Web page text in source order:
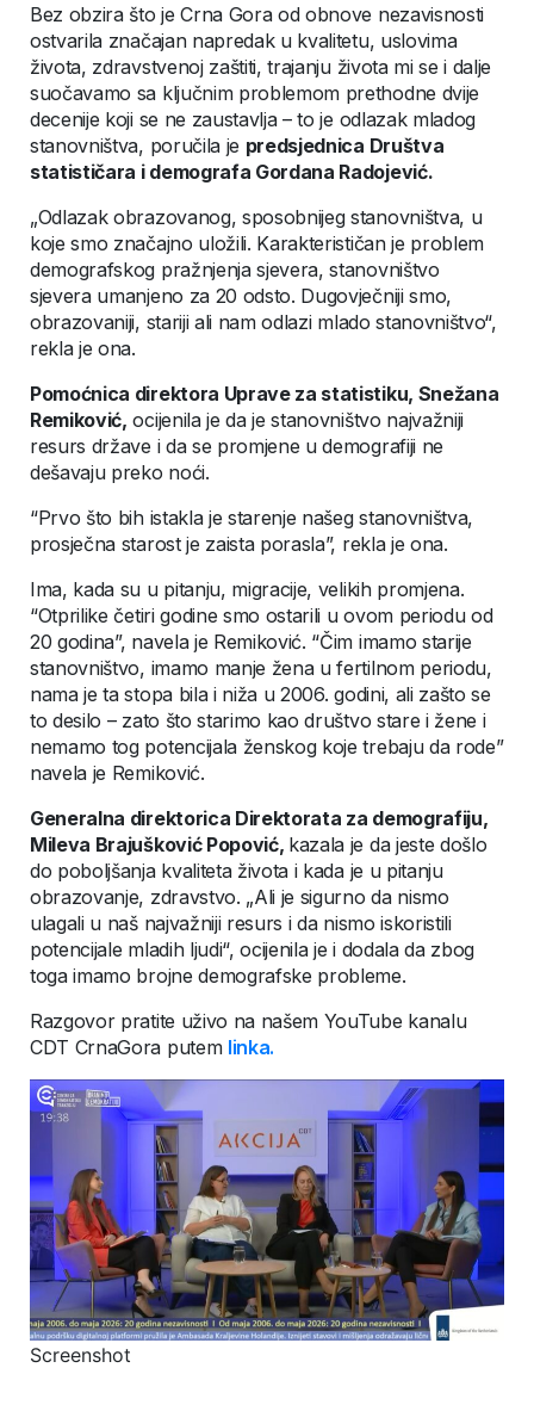
Bez obzira što je Crna Gora od obnove nezavisnosti
ostvarila značajan napredak u kvalitetu, uslovima
života, zdravstvenoj zaštiti, trajanju života mi se i dalje
suočavamo sa ključnim problemom prethodne dvije
decenije koji se ne zaustavlja – to je odlazak mladog
stanovništva, poručila je predsjednica Društva
statističara i demografa Gordana Radojević.
„Odlazak obrazovanog, sposobnijeg stanovništva, u
koje smo značajno uložili. Karakterističan je problem
demografskog pražnjenja sjevera, stanovništvo
sjevera umanjeno za 20 odsto. Dugovječniji smo,
obrazovaniji, stariji ali nam odlazi mlado stanovništvo“,
rekla je ona.
Pomoćnica direktora Uprave za statistiku, Snežana
Remiković, ocijenila je da je stanovništvo najvažniji
resurs države i da se promjene u demografiji ne
dešavaju preko noći.
“Prvo što bih istakla je starenje našeg stanovništva,
prosječna starost je zaista porasla”, rekla je ona.
Ima, kada su u pitanju, migracije, velikih promjena.
“Otprilike četiri godine smo ostarili u ovom periodu od
20 godina”, navela je Remiković. “Čim imamo starije
stanovništvo, imamo manje žena u fertilnom periodu,
nama je ta stopa bila i niža u 2006. godini, ali zašto se
to desilo – zato što starimo kao društvo stare i žene i
nemamo tog potencijala ženskog koje trebaju da rode”
navela je Remiković.
Generalna direktorica Direktorata za demografiju,
Mileva Brajušković Popović, kazala je da jeste došlo
do poboljšanja kvaliteta života i kada je u pitanju
obrazovanje, zdravstvo. „Ali je sigurno da nismo
ulagali u naš najvažniji resurs i da nismo iskoristili
potencijale mladih ljudi“, ocijenila je i dodala da zbog
toga imamo brojne demografske probleme.
Razgovor pratite uživo na našem YouTube kanalu
CDT CrnaGora putem linka.
Screenshot